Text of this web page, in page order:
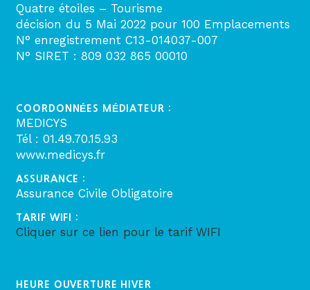
Quatre étoiles – Tourisme
décision du 5 Mai 2022 pour 100 Emplacements
N° enregistrement C13-014037-007
N° SIRET : 809 032 865 00010
COORDONNÉES MÉDIATEUR :
MEDICYS
Tél : 01.49.70.15.93
www.medicys.fr
ASSURANCE :
Assurance Civile Obligatoire
TARIF WIFI :
Cliquer sur ce lien pour le tarif WIFI
HEURE OUVERTURE HIVER